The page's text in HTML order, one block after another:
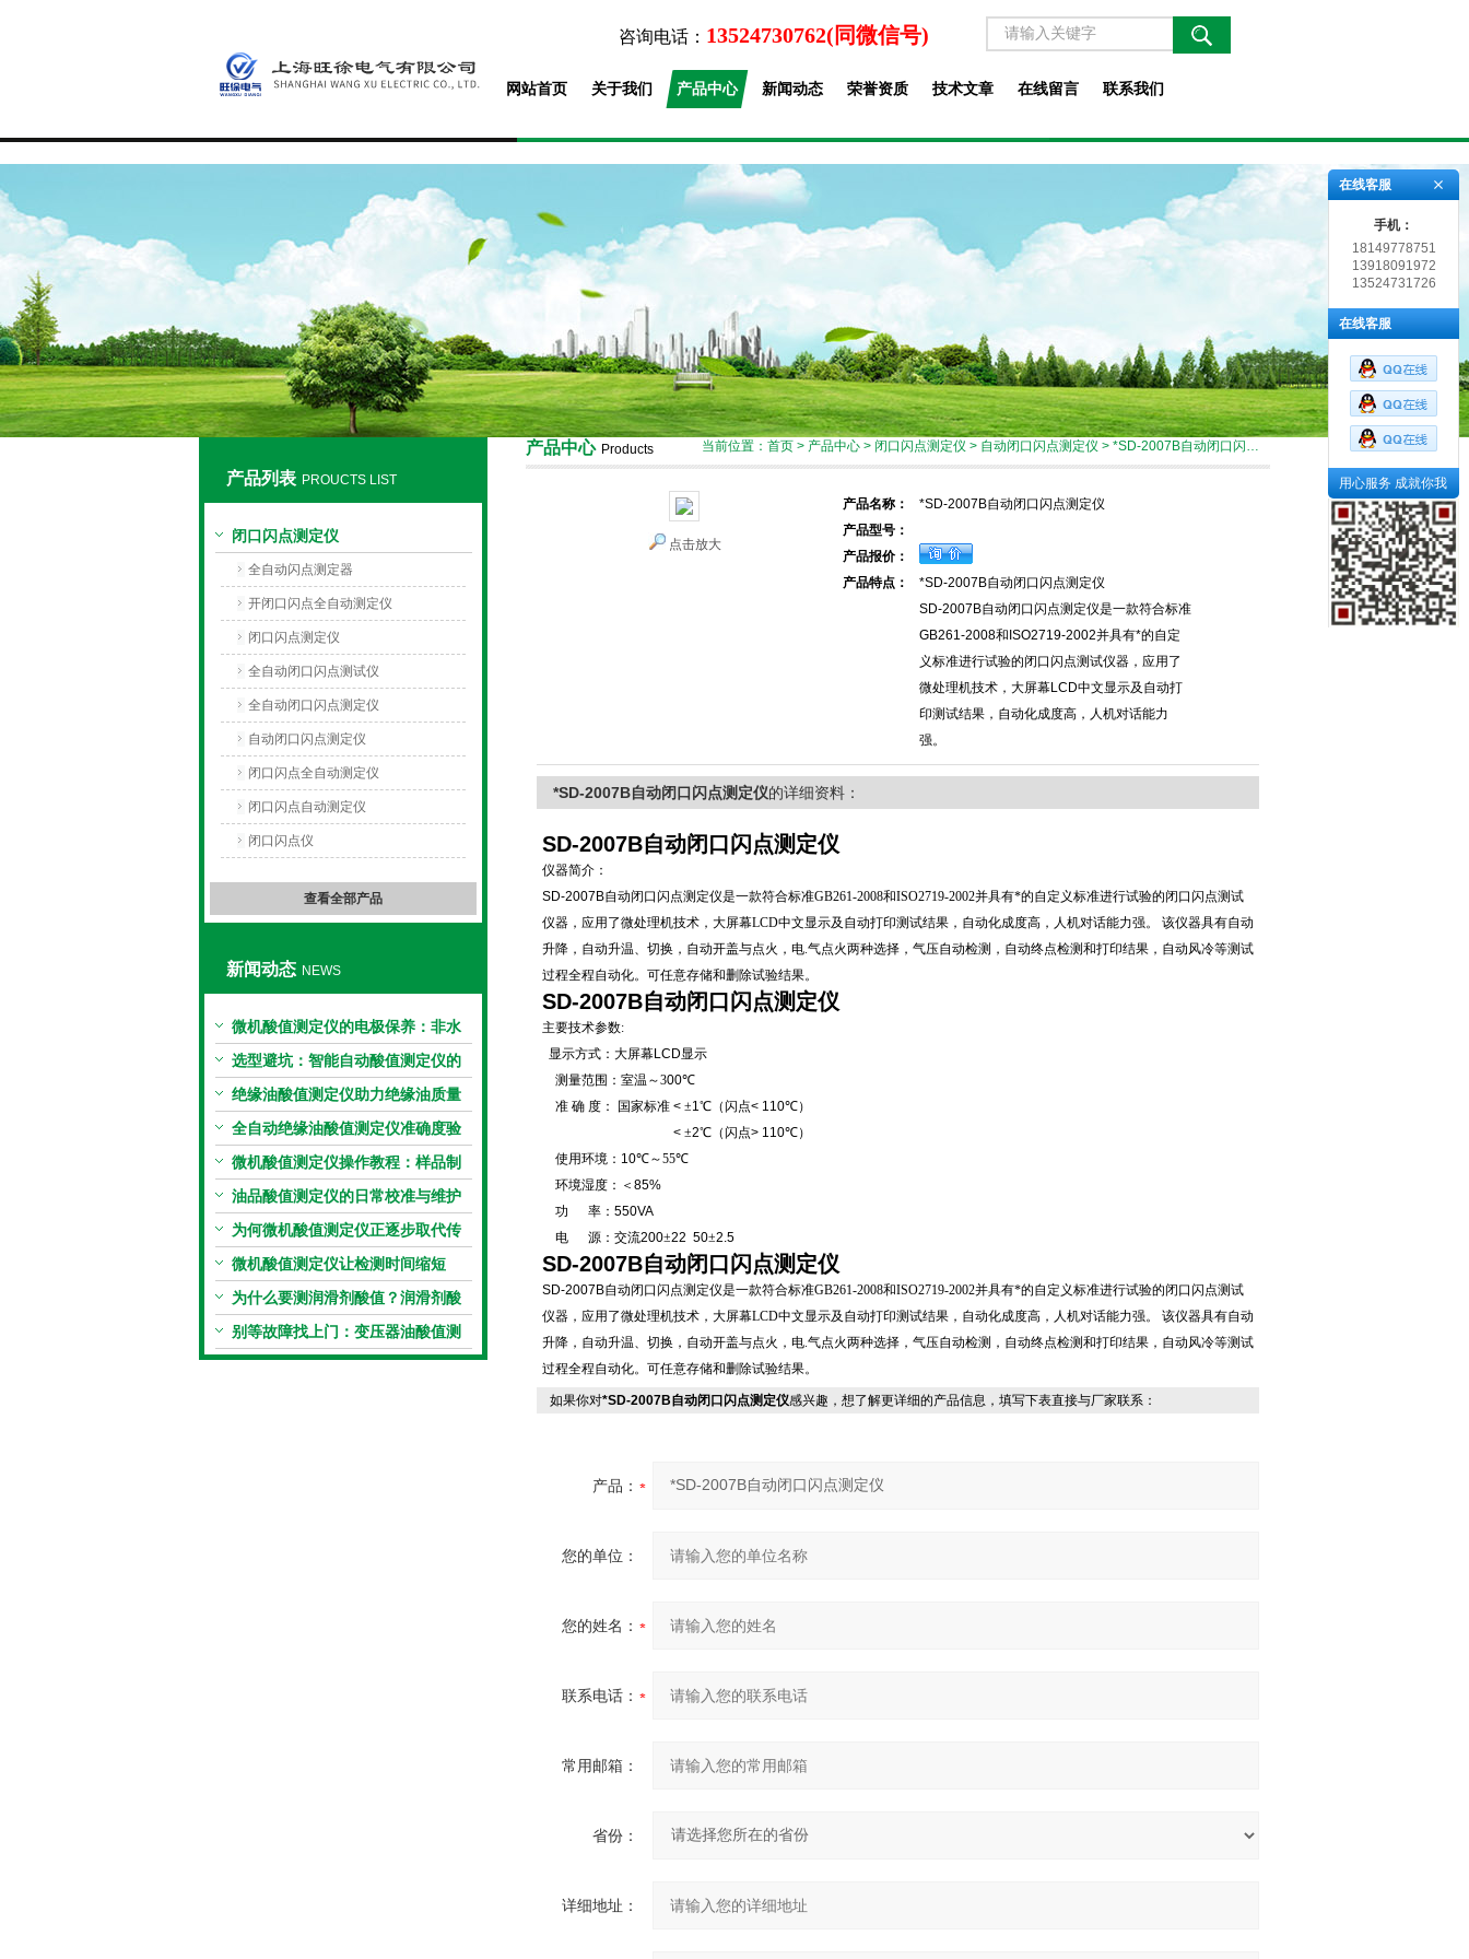
上海旺徐电气有限公司
咨询电话： 13524730762(同微信号)
网站首页 关于我们 产品中心 新闻动态 荣誉资质 技术文章 在线留言 联系我们
产品列表 PROUCTS LIST
闭口闪点测定仪
全自动闪点测定器
开闭口闪点全自动测定仪
闭口闪点测定仪
全自动闭口闪点测试仪
全自动闭口闪点测定仪
自动闭口闪点测定仪
闭口闪点全自动测定仪
闭口闪点自动测定仪
闭口闪点仪
查看全部产品
新闻动态 NEWS
微机酸值测定仪的电极保养：非水
电极的清洗与活化方法
选型避坑：智能自动酸值测定仪的
加热功率与萃取时间关系
绝缘油酸值测定仪助力绝缘油质量
把控，降低设备故障
全自动绝缘油酸值测定仪准确度验
证：标准物质标定步骤
微机酸值测定仪操作教程：样品制
备、参数设置与结果解读
油品酸值测定仪的日常校准与维护
流程
为何微机酸值测定仪正逐步取代传
统手动滴定法？
微机酸值测定仪让检测时间缩短
50%
为什么要测润滑剂酸值？润滑剂酸
值测定法告诉你答案
别等故障找上门：变压器油酸值测
试仪的预警功能
产品中心 Products 当前位置： 首页 > 产品中心 > 闭口闪点测定仪 > 自动闭口闪点测定仪 > *SD-2007B自动闭口闪点测定仪
点击放大
产品名称：
*SD-2007B自动闭口闪点测定仪
产品型号：
产品报价：
产品特点：
*SD-2007B自动闭口闪点测定仪
SD-2007B自动闭口闪点测定仪是一款符合标准
GB261-2008和ISO2719-2002并具有*的自定
义标准进行试验的闭口闪点测试仪器，应用了
微处理机技术，大屏幕LCD中文显示及自动打
印测试结果，自动化成度高，人机对话能力
强。
*SD-2007B自动闭口闪点测定仪的详细资料：
SD-2007B自动闭口闪点测定仪
仪器简介：
SD-2007B自动闭口闪点测定仪是一款符合标准GB261-2008和ISO2719-2002并具有*的自定义标准进行试验的闭口闪点测试
仪器， 应用了微处理机技术，大屏幕LCD中文显示及自动打印测试结果，自动化成度高，人机对话能力强。 该仪器具有自动
升降，自动升温、切换，自动开盖与点火，电.气点火两种选择，气压自动检测，自动终点检测和打印结果，自动风冷等测试
过程全程自动化。可任意存储和删除试验结果。
SD-2007B自动闭口闪点测定仪
主要技术参数:
显示方式：大屏幕LCD显示
测量范围： 室温 ～300℃
准 确 度： 国家标准 < ±1℃ （闪点< 110℃）
< ±2℃ （闪点> 110℃）
使用环境： 10℃～55℃
环境湿度：＜ 85%
功
率： 550VA
电
源：交流200±22 50±2.5
SD-2007B自动闭口闪点测定仪
SD-2007B自动闭口闪点测定仪是一款符合标准GB261-2008和ISO2719-2002并具有*的自定义标准进行试验的闭口闪点测试
仪器， 应用了微处理机技术，大屏幕LCD中文显示及自动打印测试结果，自动化成度高，人机对话能力强。 该仪器具有自动
升降，自动升温、切换，自动开盖与点火，电.气点火两种选择，气压自动检测，自动终点检测和打印结果，自动风冷等测试
过程全程自动化。可任意存储和删除试验结果。
如果你对*SD-2007B自动闭口闪点测定仪感兴趣，想了解更详细的产品信息，填写下表直接与厂家联系：
产品：
您的单位：
您的姓名：
联系电话：
常用邮箱：
省份：
详细地址：
在线客服
手机：
18149778751
13918091972
13524731726
在线客服
用心服务 成就你我